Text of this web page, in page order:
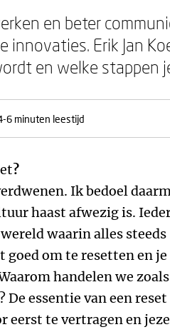
en beter
Erik Jan
en welke stappen
6 minuten leestijd
?
Ik bedoel
haast afwezig is.
waarin alles steeds
om te resetten en je
handelen we
De essentie van een reset
eerst te vertragen en